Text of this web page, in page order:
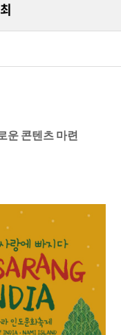
운 콘텐츠 마련